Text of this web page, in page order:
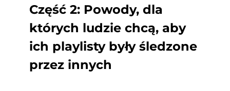
Część 2: Powody, dla
których ludzie chcą, aby
ich playlisty były śledzone
przez innych